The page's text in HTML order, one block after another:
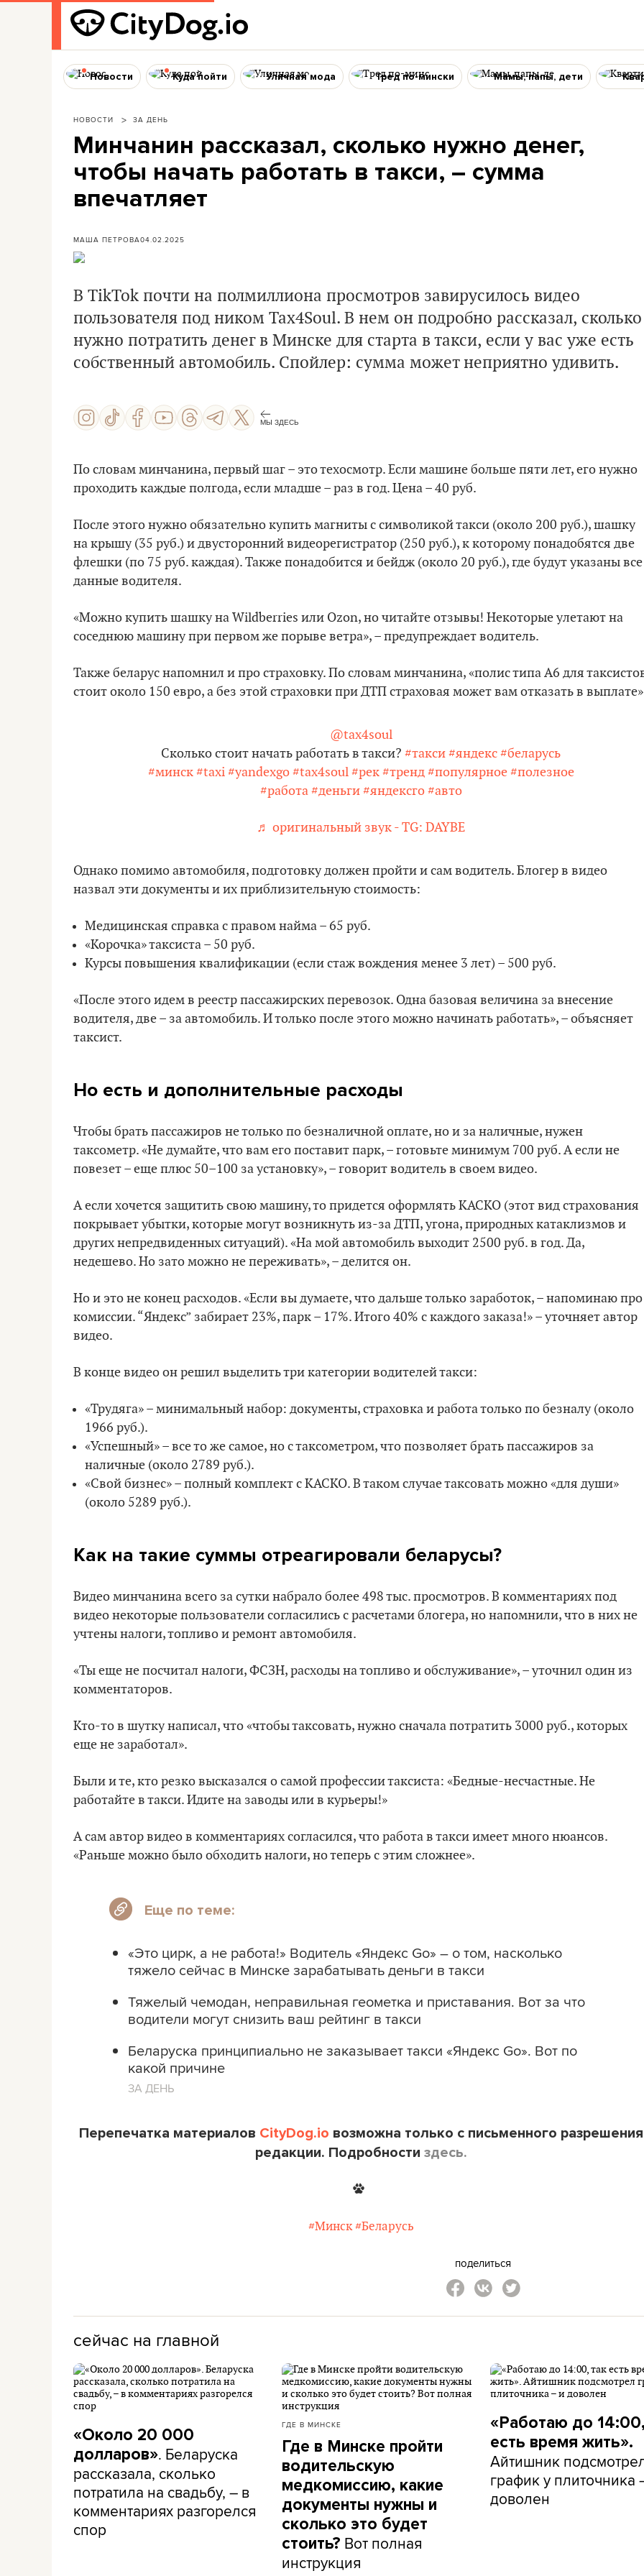
Новости Куда пойти Уличная мода Тред по-мински Мамы, папы, дети
НОВОСТИ ЗА ДЕНЬ
Минчанин рассказал, сколько нужно денег,
чтобы начать работать в такси, – сумма
впечатляет
МАША ПЕТРОВА04.02.2025
В TikTok почти на полмиллиона просмотров завирусилось видео
пользователя под ником Tax4Soul. В нем он подробно рассказал, сколько
нужно потратить денег в Минске для старта в такси, если у вас уже есть
собственный автомобиль. Спойлер: сумма может неприятно удивить.
МЫ ЗДЕСЬ
По словам минчанина, первый шаг – это техосмотр. Если машине больше пяти лет, его нужно
проходить каждые полгода, если младше – раз в год. Цена – 40 руб.
После этого нужно обязательно купить магниты с символикой такси (около 200 руб.), шашку
на крышу (35 руб.) и двусторонний видеорегистратор (250 руб.), к которому понадобятся две
флешки (по 75 руб. каждая). Также понадобится и бейдж (около 20 руб.), где будут указаны все
данные водителя.
«Можно купить шашку на Wildberries или Ozon, но читайте отзывы! Некоторые улетают на
соседнюю машину при первом же порыве ветра», – предупреждает водитель.
Также беларус напомнил и про страховку. По словам минчанина, «полис типа A6 для
стоит около 150 евро, а без этой страховки при ДТП страховая может вам отказать в
@tax4soul
Сколько стоит начать работать в такси? #такси#яндекс#беларусь
#минск #taxi #yandexgo #tax4soul #рек #тренд #популярное #полезное
#работа #деньги #яндексго #авто
♬ оригинальный звук - TG: DAYBE
Однако помимо автомобиля, подготовку должен пройти и сам водитель. Блогер в видео
назвал эти документы и их приблизительную стоимость:
Медицинская справка с правом найма – 65 руб.
«Корочка» таксиста – 50 руб.
Курсы повышения квалификации (если стаж вождения менее 3 лет) – 500 руб.
«После этого идем в реестр пассажирских перевозок. Одна базовая величина за внесение
водителя, две – за автомобиль. И только после этого можно начинать работать», – объясняет
таксист.
Но есть и дополнительные расходы
Чтобы брать пассажиров не только по безналичной оплате, но и за наличные, нужен
таксометр. «Не думайте, что вам его поставит парк, – готовьте минимум 700 руб. А если не
повезет – еще плюс 50–100 за установку», – говорит водитель в своем видео.
А если хочется защитить свою машину, то придется оформлять КАСКО (этот вид страхования
покрывает убытки, которые могут возникнуть из-за ДТП, угона, природных катаклизмов и
других непредвиденных ситуаций). «На мой автомобиль выходит 2500 руб. в год. Да,
недешево. Но зато можно не переживать», – делится он.
Но и это не конец расходов. «Если вы думаете, что дальше только заработок, – напоминаю про
комиссии. “Яндекс” забирает 23%, парк – 17%. Итого 40% с каждого заказа!» – уточняет автор
видео.
В конце видео он решил выделить три категории водителей такси:
«Трудяга» – минимальный набор: документы, страховка и работа только по безналу (около
1966 руб.).
«Успешный» – все то же самое, но с таксометром, что позволяет брать пассажиров за
наличные (около 2789 руб.).
«Свой бизнес» – полный комплект с КАСКО. В таком случае таксовать можно «для души»
(около 5289 руб.).
Как на такие суммы отреагировали беларусы?
Видео минчанина всего за сутки набрало более 498 тыс. просмотров. В комментариях под
видео некоторые пользователи согласились с расчетами блогера, но напомнили, что в них не
учтены налоги, топливо и ремонт автомобиля.
«Ты еще не посчитал налоги, ФСЗН, расходы на топливо и обслуживание», – уточнил один из
комментаторов.
Кто-то в шутку написал, что «чтобы таксовать, нужно сначала потратить 3000 руб., которых
еще не заработал».
Были и те, кто резко высказался о самой профессии таксиста: «Бедные-несчастные. Не
работайте в такси. Идите на заводы или в курьеры!»
А сам автор видео в комментариях согласился, что работа в такси имеет много нюансов.
«Раньше можно было обходить налоги, но теперь с этим сложнее».
Еще по теме:
«Это цирк, а не работа!» Водитель «Яндекс Go» – о том, насколько
тяжело сейчас в Минске зарабатывать деньги в такси
Тяжелый чемодан, неправильная геометка и приставания. Вот за что
водители могут снизить ваш рейтинг в такси
Беларуска принципиально не заказывает такси «Яндекс Go». Вот по
какой причине
ЗА ДЕНЬ
Перепечатка материалов CityDog.io возможна только с письменного разрешения
редакции. Подробности здесь.
#Минск #Беларусь
поделиться
сейчас на главной
«Около 20 000
долларов». Беларуска
рассказала, сколько
потратила на свадьбу, – в
комментариях разгорелся
спор
ГДЕ В МИНСКЕ
Где в Минске пройти
водительскую
медкомиссию, какие
документы нужны и
сколько это будет
стоить? Вот полная
инструкция
«Работаю до
есть время жить».
Айтишник
график у плиточника
доволен